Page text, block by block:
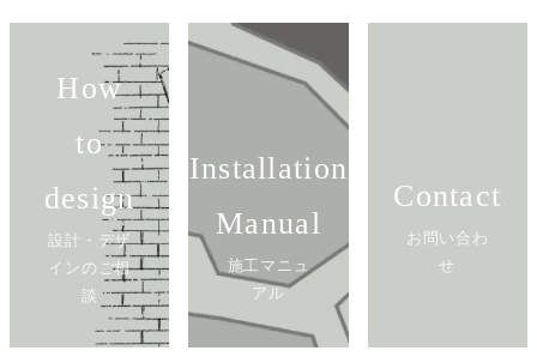
How
to
design
設計・デザ
インのご相
談
Installation
Manual
施工マニュ
アル
Contact
お問い合わ
せ